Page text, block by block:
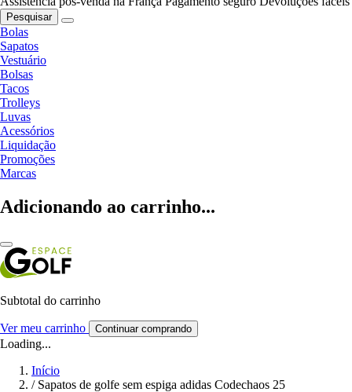
Pesquisar
Bolas
Sapatos
Vestuário
Bolsas
Tacos
Trolleys
Luvas
Acessórios
Liquidação
Promoções
Marcas
Adicionando ao carrinho...
Subtotal do carrinho
Ver meu carrinho Continuar comprando
Loading...
Início
/ Sapatos de golfe sem espiga adidas Codechaos 25